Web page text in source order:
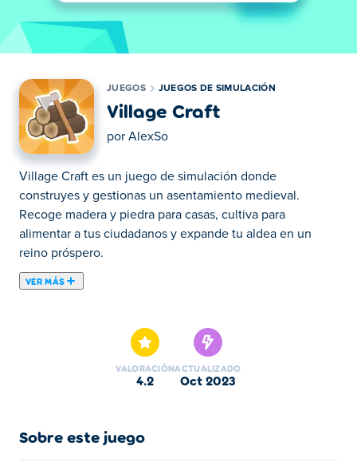
JUEGOS JUEGOS DE SIMULACIÓN
Village Craft
por AlexSo
Village Craft es un juego de simulación donde
construyes y gestionas un asentamiento medieval.
Recoge madera y piedra para casas, cultiva para
alimentar a tus ciudadanos y expande tu aldea en un
reino próspero.
VER MÁS
Comienzas en el bosque con nada más que tu hacha. ¡Al
talar árboles y construir tus primeros edificios,
comenzarás a convertir el bosque en un verdadero
en tablones, convertirán el trigo en harina y crearán otros
VALORACIÓN
4.2
ACTUALIZADO
oct 2023
Sobre este juego